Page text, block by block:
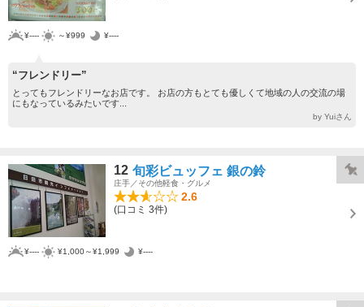
¥---- ～¥999 ¥----
“フレンドリー”
とってもフレンドリーなお店です。 お店の方もとても優しくて地域の人の交流の場
にもなっているみたいです...
by Yuiさん
12 旬彩ビュッフェ 銀の鈴
庄手／その他軽食・グルメ
2.6
(口コミ 3件)
¥---- ¥1,000～¥1,999 ¥----